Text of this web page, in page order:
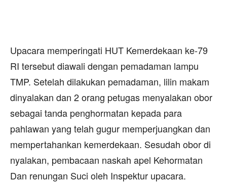
Upacara memperingati HUT Kemerdekaan ke-79
RI tersebut diawali dengan pemadaman lampu
TMP. Setelah dilakukan pemadaman, lilin makam
dinyalakan dan 2 orang petugas menyalakan obor
sebagai tanda penghormatan kepada para
pahlawan yang telah gugur memperjuangkan dan
mempertahankan kemerdekaan. Sesudah obor di
nyalakan, pembacaan naskah apel Kehormatan
Dan renungan Suci oleh Inspektur upacara.